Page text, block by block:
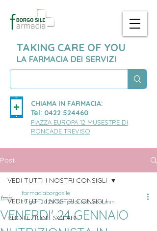
TAKING CARE OF YOU
LA FARMACIA DEI SERVIZI
CHIAMA IN FARMACIA:
Tel: 0422 524460
PIAZZA EUROPA 12 MUSESTRE DI
RONCADE TREVISO
Post
VEDI TUTTI I NOSTRI CONSIGLI
PROTEZIONE SOLARE
VEDI TUTTI I NOSTRI CONSIGLI
VENERDI' 24 GENNAIO
farmaciaborgosile
19 gen 2025 Tempo di lettura: 1 min